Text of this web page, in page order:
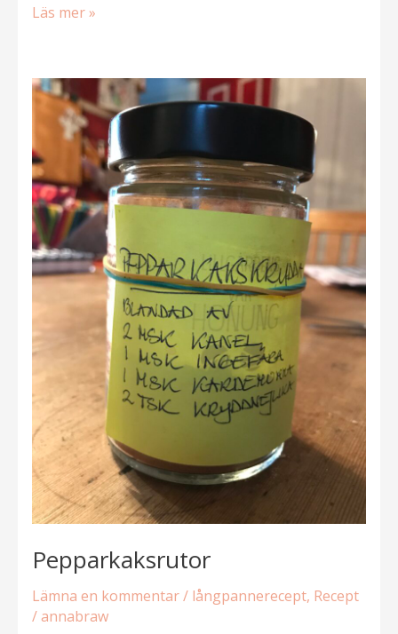
Baka
Läs mer »
Pepparkaksrutor
Lämna en kommentar/ långpannerecept, Recept
/annabraw